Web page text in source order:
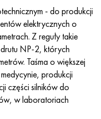
- do produkcji
elektrycznych o
Z reguły takie
NP-2, których
Taśma o większej
produkcji
części silników do
w laboratoriach